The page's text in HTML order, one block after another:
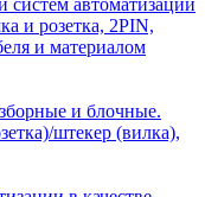
систем автоматизации
и розетка, 2PIN,
и материалом
и блочные.
штекер (вилка),